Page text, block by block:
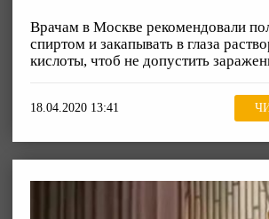
Врачам в Москве рекомендовали
спиртом и закапывать в глаза
кислоты, чтоб не допустить
18.04.2020 13:41